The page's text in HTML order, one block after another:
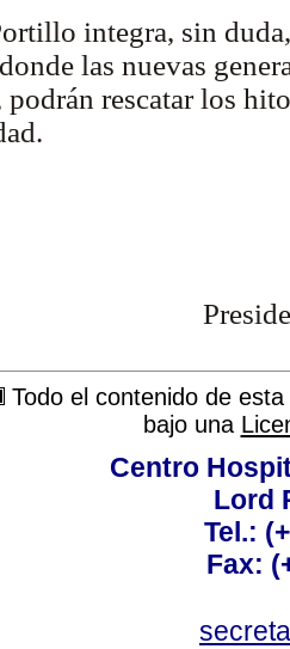
integra, sin
las nuevas
rescatar los
Todo el contenido de
bajo una
Centro
Lord
Tel.:
Fax: